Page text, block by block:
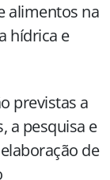
alimentos na
hídrica e
previstas a
a pesquisa e
de